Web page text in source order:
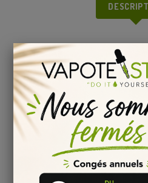
ARÔME DIY TARTE SAINT
CIGARETTE ELECTRONIQUE
Dosage (PG/VG) :Base 50/50 à
Grâce à notre
calculateur arome
toute simplicité le volume de
concentré pour la fabrication de